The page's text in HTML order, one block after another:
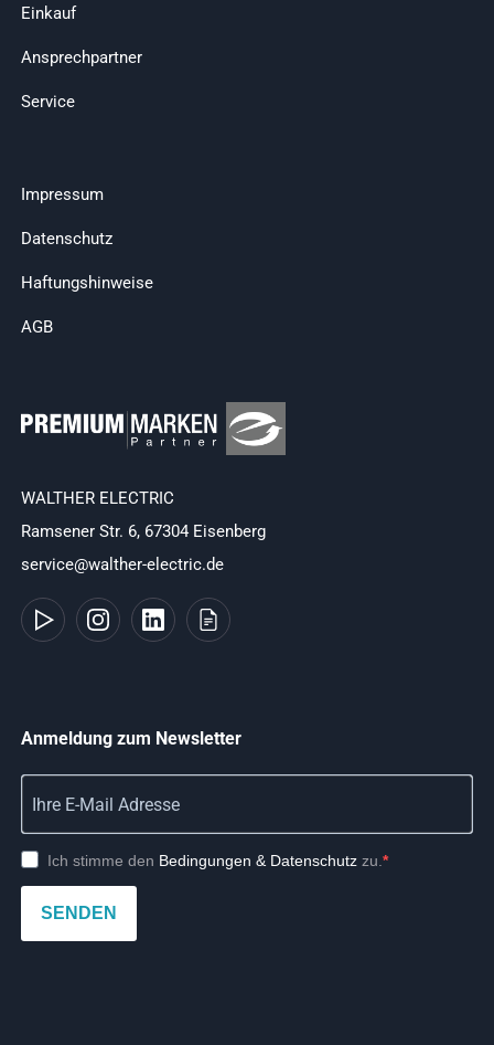
Einkauf
Ansprechpartner
Service
Impressum
Datenschutz
Haftungshinweise
AGB
WALTHER ELECTRIC
Ramsener Str. 6, 67304 Eisenberg
service@walther-electric.de
Anmeldung zum Newsletter
Ich stimme den Bedingungen & Datenschutz zu.
SENDEN